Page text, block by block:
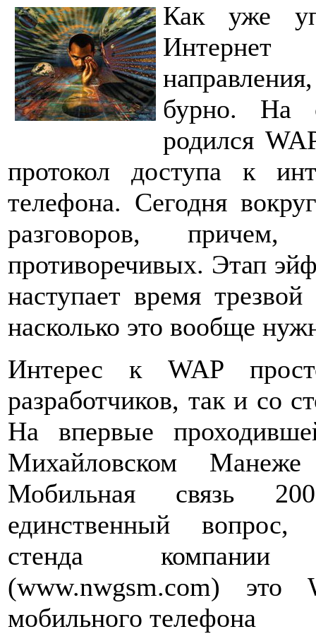
Как уже
бурно. На
родился
протокол доступа к
телефона. Сегодня
разговоров,
противоречивых. Этап
наступает время
насколько это вообще
Интерес к WAP
разработчиков, так и со
На впервые
Михайловском Манеже
Мобильная связь
единственный вопрос,
стенда компании
(www.nwgsm.com)
мобильного телефона